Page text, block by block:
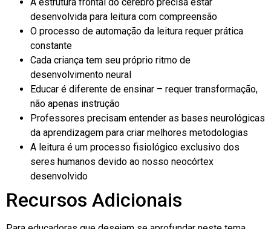
A estrutura frontal do cérebro precisa estar
desenvolvida para leitura com compreensão
O processo de automação da leitura requer prática
constante
Cada criança tem seu próprio ritmo de
desenvolvimento neural
Educar é diferente de ensinar – requer transformação,
não apenas instrução
Professores precisam entender as bases neurológicas
da aprendizagem para criar melhores metodologias
A leitura é um processo fisiológico exclusivo dos
seres humanos devido ao nosso neocórtex
desenvolvido
Recursos Adicionais